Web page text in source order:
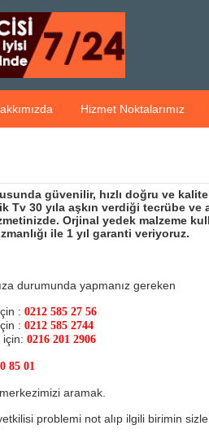
Hizmet Noktalarımız
güvenilir, hızlı doğru ve
Tv 30 yıla aşkın verdiği tecrübe ve
Orjinal yedek malzeme
ile 1 yıl garanti veriyoruz.
durumunda yapmanız gereken
: 0212 585 27 56
: 0212 585 2744
için: 0216 201 2906
85 01
aramak.
problemi not alıp ilgili birimin